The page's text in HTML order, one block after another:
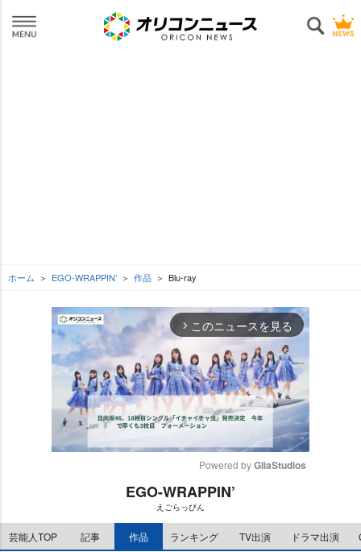
ホーム EGO-WRAPPIN’ 作品 Blu-ray
arrow_forward_ios このニュースを見る
e
Powered by GliaStudios
EGO-WRAPPIN’
えごらっぴん
芸能人TOP 記事 作品 ランキング TV出演 ドラマ出演